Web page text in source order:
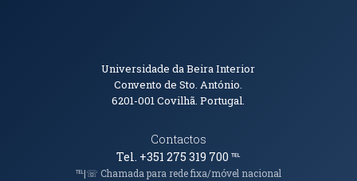
Informações de Contacto
Universidade da Beira Interior
Convento de Sto. António.
6201-001Covilhã. Portugal.
Contactos
Tel. +351 275 319 700℡
℡|☏ Chamada para rede fixa/móvel nacional